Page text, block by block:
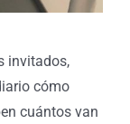
invitados,
cómo
cuántos van